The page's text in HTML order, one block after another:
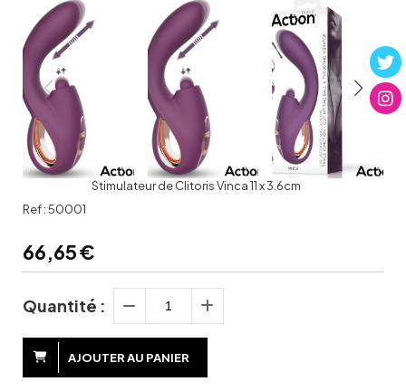
Stimulateur de Clitoris Vinca 11 x 3.6cm
Ref :50001
66,65€
Quantité :
AJOUTER AU PANIER